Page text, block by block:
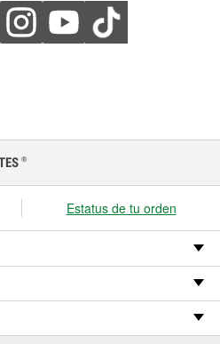
®
Estatus de tu orden